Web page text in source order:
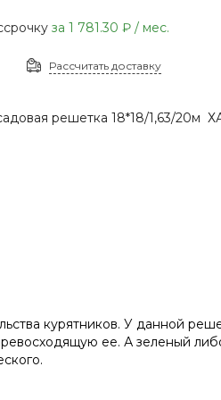
за 1 781.30 ₽/ мес.
Рассчитать доставку
решетка 18*18/1,63/20м
курятников. У данной
ее. А зеленый